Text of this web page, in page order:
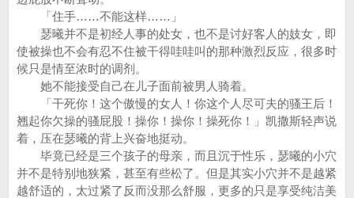
「住手……不能这样……」
瑟曦并不是初经人事的处女，也不是讨好客人的妓女，即
使被操也不会有忍不住被干得哇哇叫的那种激烈反应，很多时
候只是情至浓时的调剂。
她不能接受自己在儿子面前被男人骑着。
「干死你！这个傲慢的女人！你这个人尽可夫的骚王后！
翘起你欠操的骚屁股！操你！操你！操死你！」凯撒斯轻声说
着，压在瑟曦的背上兴奋地挺动。
毕竟已经是三个孩子的母亲，而且沉于性乐，瑟曦的小穴
并不是特别地狭紧，甚至有些松了。但是其实小穴并不是越紧
越舒适的，太过紧了反而没那么舒服，更多的只是享受纯洁美